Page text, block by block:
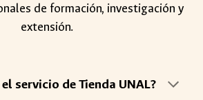
de formación, investigación y
extensión.
el servicio deTienda UNAL?